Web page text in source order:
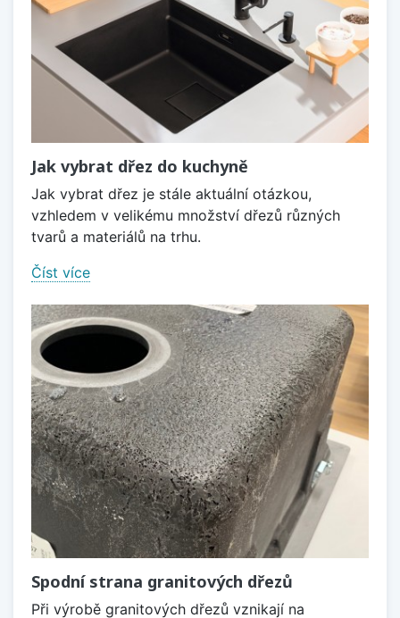
Jak vybrat dřez do kuchyně
Jak vybrat dřez je stále aktuální otázkou,
vzhledem v velikému množství dřezů různých
tvarů a materiálů na trhu.
Číst více
Spodní strana granitových dřezů
Při výrobě granitových dřezů vznikají na